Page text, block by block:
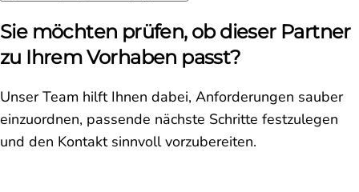
Sie möchten prüfen, ob dieser Partner
zu Ihrem Vorhaben passt?
Unser Team hilft Ihnen dabei, Anforderungen sauber
einzuordnen, passende nächste Schritte festzulegen
und den Kontakt sinnvoll vorzubereiten.